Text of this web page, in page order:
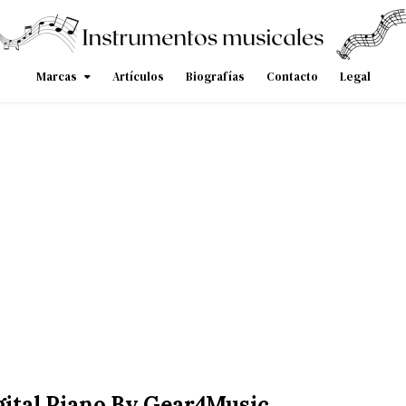
Marcas Artículos Biografías Contacto Legal